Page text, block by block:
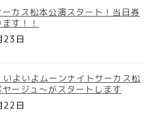
カス松本公演スタート！当日券
す！！
23日
よいよムーンナイトサーカス松
ージュ～がスタートします
22日